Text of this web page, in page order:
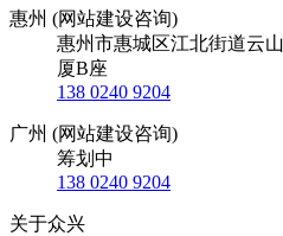
惠州 (网站建设咨询)
惠州市惠城区江北街道云
厦B座
138 0240 9204
广州 (网站建设咨询)
筹划中
138 0240 9204
关于众兴